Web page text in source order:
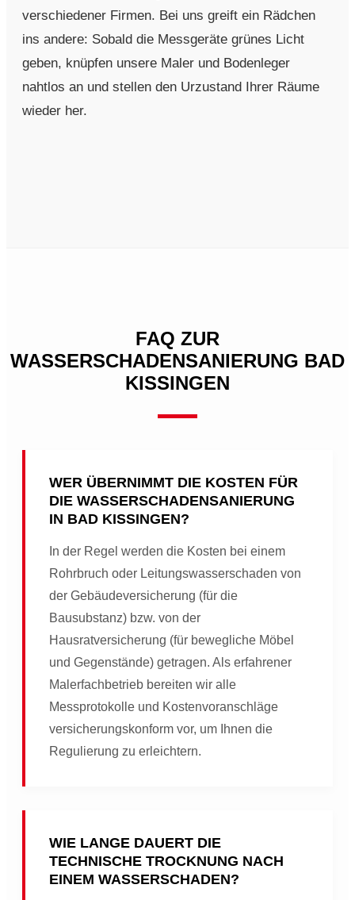
verschiedener Firmen. Bei uns greift ein Rädchen
ins andere: Sobald die Messgeräte grünes Licht
geben, knüpfen unsere Maler und Bodenleger
nahtlos an und stellen den Urzustand Ihrer Räume
wieder her.
FAQ ZUR
WASSERSCHADENSANIERUNG BAD
KISSINGEN
WER ÜBERNIMMT DIE KOSTEN FÜR
DIE WASSERSCHADENSANIERUNG
IN BAD KISSINGEN?
In der Regel werden die Kosten bei einem
Rohrbruch oder Leitungswasserschaden von
der Gebäudeversicherung (für die
Bausubstanz) bzw. von der
Hausratversicherung (für bewegliche Möbel
und Gegenstände) getragen. Als erfahrener
Malerfachbetrieb bereiten wir alle
Messprotokolle und Kostenvoranschläge
versicherungskonform vor, um Ihnen die
Regulierung zu erleichtern.
WIE LANGE DAUERT DIE
TECHNISCHE TROCKNUNG NACH
EINEM WASSERSCHADEN?